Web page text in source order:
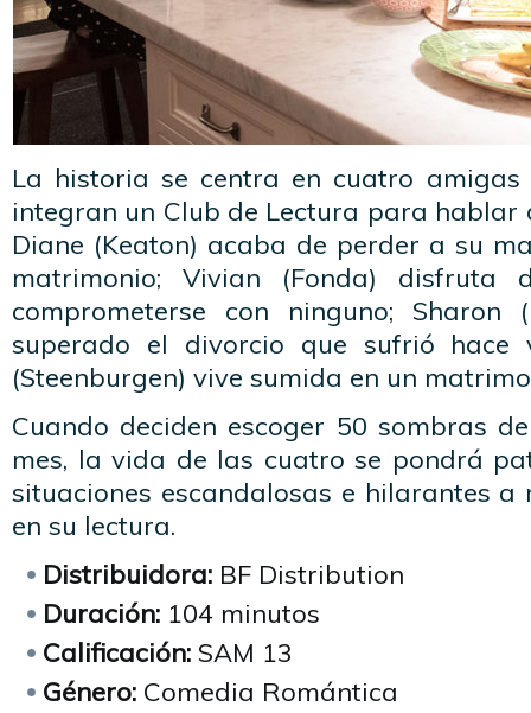
La historia se centra en cuatro
integran un Club de Lectura para hablar
Diane (Keaton) acaba de perder a su
matrimonio; Vivian (Fonda) disfruta
comprometerse con ninguno;
superado el divorcio que sufrió hace
(Steenburgen) vive sumida en un
Cuando deciden escoger 50 sombras
mes, la vida de las cuatro se pondrá
situaciones escandalosas e hilarantes
en su lectura.
Distribuidora: BF Distribution
Duración: 104 minutos
Calificación: SAM 13
Género: Comedia Romántica